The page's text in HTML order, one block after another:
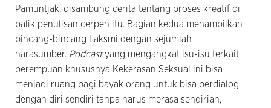
Pamuntjak, disambung cerita tentang proses kreatif di
balik penulisan cerpen itu. Bagian kedua menampilkan
bincang-bincang Laksmi dengan sejumlah
narasumber. Podcastyang mengangkat isu-isu terkait
perempuan khususnya Kekerasan Seksual ini bisa
menjadi ruang bagi bayak orang untuk bisa berdialog
dengan diri sendiri tanpa harus merasa sendirian,